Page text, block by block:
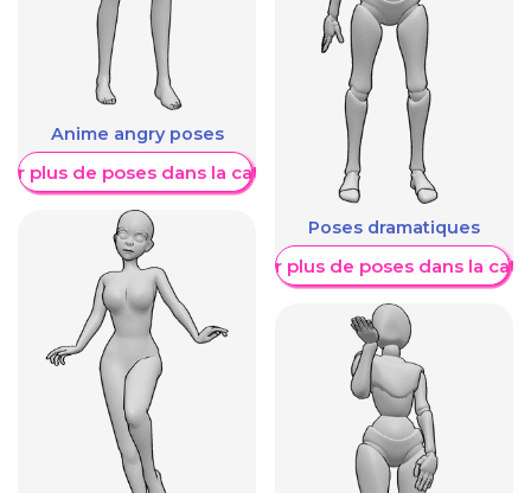
Anime angry poses
plus de poses dans la catégorie
Poses dramatiques
Afficher plus de poses dans la